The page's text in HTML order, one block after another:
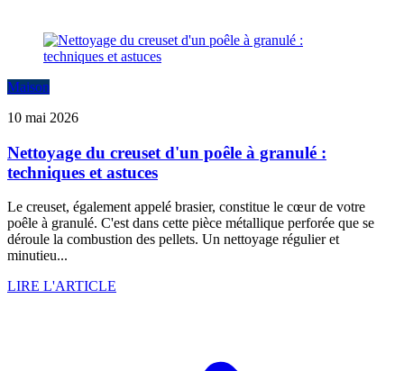
Maison
10 mai 2026
Nettoyage du creuset d'un poêle à granulé :
techniques et astuces
Le creuset, également appelé brasier, constitue le cœur de votre
poêle à granulé. C'est dans cette pièce métallique perforée que se
déroule la combustion des pellets. Un nettoyage régulier et
minutieu...
LIRE L'ARTICLE